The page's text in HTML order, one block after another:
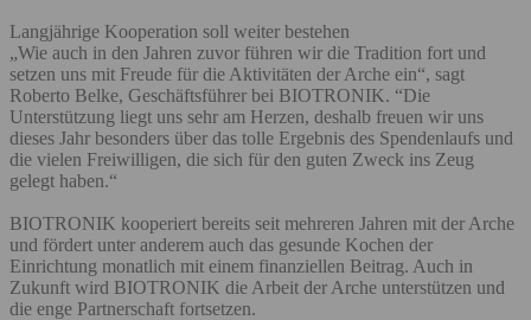
Langjährige Kooperation soll weiter bestehen
„Wie auch in den Jahren zuvor führen wir die Tradition fort und
setzen uns mit Freude für die Aktivitäten der Arche ein“, sagt
Roberto Belke, Geschäftsführer bei BIOTRONIK. “Die
Unterstützung liegt uns sehr am Herzen, deshalb freuen wir uns
dieses Jahr besonders über das tolle Ergebnis des Spendenlaufs und
die vielen Freiwilligen, die sich für den guten Zweck ins Zeug
gelegt haben.“
BIOTRONIK kooperiert bereits seit mehreren Jahren mit der Arche
und fördert unter anderem auch das gesunde Kochen der
Einrichtung monatlich mit einem finanziellen Beitrag. Auch in
Zukunft wird BIOTRONIK die Arbeit der Arche unterstützen und
die enge Partnerschaft fortsetzen.